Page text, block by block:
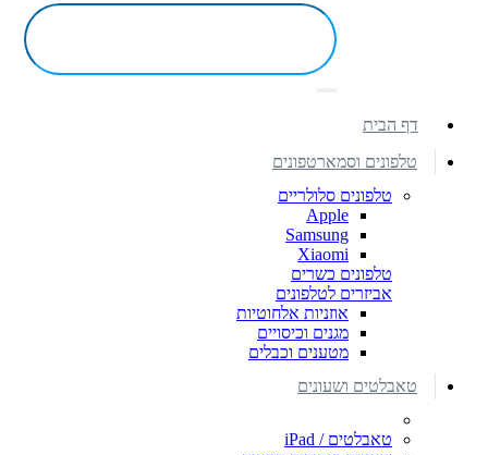
דף הבית
טלפונים וסמארטפונים
טלפונים סלולריים
Apple
Samsung
Xiaomi
טלפונים כשרים
אביזרים לטלפונים
אוזניות אלחוטיות
מגנים וכיסויים
מטענים וכבלים
טאבלטים ושעונים
טאבלטים / iPad